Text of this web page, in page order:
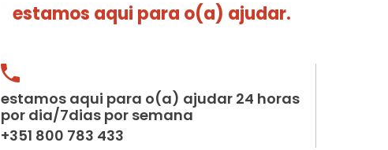
estamos aqui para o(a) ajudar.
estamos aqui para o(a) ajudar 24 horas
por dia/7dias por semana
+351 800 783 433